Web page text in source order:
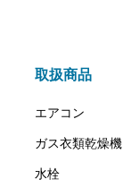
取扱商品
エアコン
ガス衣類乾燥機
水栓